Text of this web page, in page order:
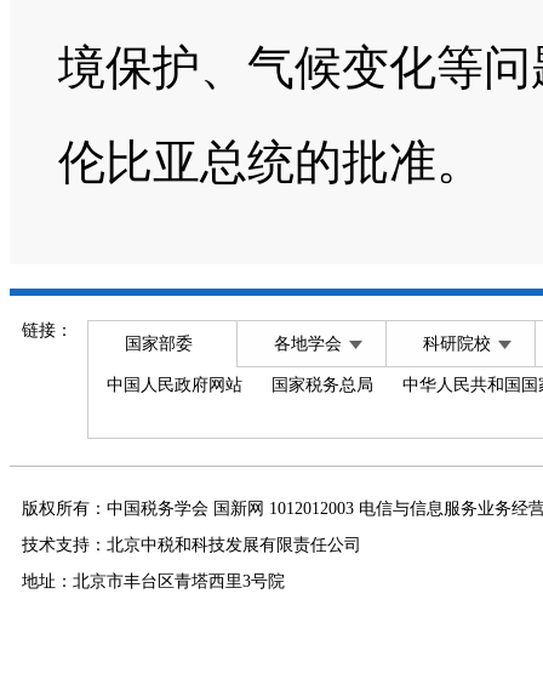
境保护、气候变化等
伦比亚总统的批准。
链接：
国家部委 各地学会 科研院校
中国人民政府网站 国家税务总局 中华人民共和国
版权所有：中国税务学会 国新网 1012012003 电信与信息服务业务经
技术支持：北京中税和科技发展有限责任公司
地址：北京市丰台区青塔西里3号院